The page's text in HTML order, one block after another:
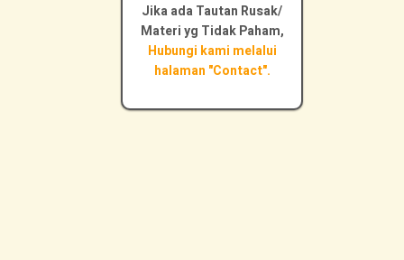
Jika ada Tautan Rusak/
Materi yg Tidak Paham,
Hubungi kami melalui
halaman "Contact".